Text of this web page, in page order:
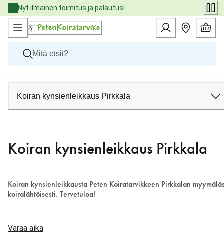
Skip
to
Content
Nyt ilmainen toimitus ja palautus!
Kissat
Tarjoukset
Palvelut
Koiran kynsienleikkaus Pirkkala
Koiran kynsienleikkaus Pirkkala
Koiran kynsienleikkausta Peten Koiratarvikkeen Pirkkalan
koiralähtöisesti. Tervetuloa!
Varaa aika